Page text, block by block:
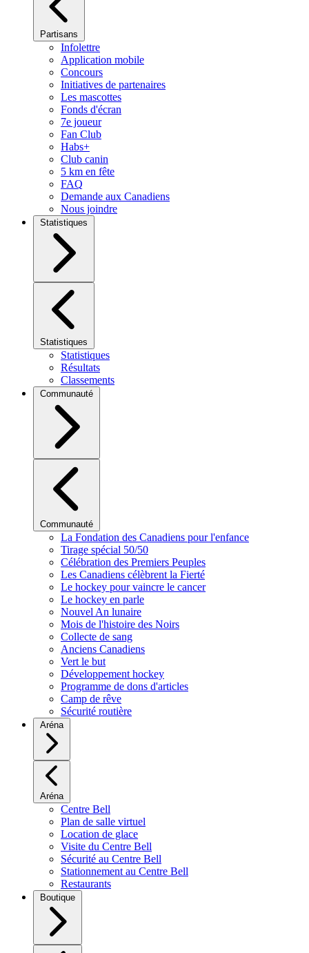
Partisans
Infolettre
Application mobile
Concours
Initiatives de partenaires
Les mascottes
Fonds d'écran
7e joueur
Fan Club
Habs+
Club canin
5 km en fête
FAQ
Demande aux Canadiens
Nous joindre
Statistiques
Statistiques
Statistiques
Résultats
Classements
Communauté
Communauté
La Fondation des Canadiens pour l'enfance
Tirage spécial 50/50
Célébration des Premiers Peuples
Les Canadiens célèbrent la Fierté
Le hockey pour vaincre le cancer
Le hockey en parle
Nouvel An lunaire
Mois de l'histoire des Noirs
Collecte de sang
Anciens Canadiens
Vert le but
Développement hockey
Programme de dons d'articles
Camp de rêve
Sécurité routière
Aréna
Aréna
Centre Bell
Plan de salle virtuel
Location de glace
Visite du Centre Bell
Sécurité au Centre Bell
Stationnement au Centre Bell
Restaurants
Boutique